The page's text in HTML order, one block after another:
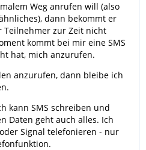
Weg anrufen will (also
dann bekommt er
Teilnehmer zur Zeit nicht
kommt bei mir eine SMS
hat, mich anzurufen.
anzurufen, dann bleibe ich
kann SMS schreiben und
Daten geht auch alles. Ich
Signal telefonieren - nur